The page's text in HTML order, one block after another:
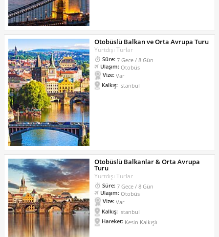
Otobüslü Balkan ve Orta Avrupa Turu
Yurtdışı Turlar
Süre: 7 Gece / 8 Gün
Ulaşım: Otobüs
Vize: Var
Kalkış: İstanbul
Otobüslü Balkanlar & Orta Avrupa
Turu
Yurtdışı Turlar
Süre: 7 Gece / 8 Gün
Ulaşım: Otobüs
Vize: Var
Kalkış: İstanbul
Hareket: Kesin Kalkışlı